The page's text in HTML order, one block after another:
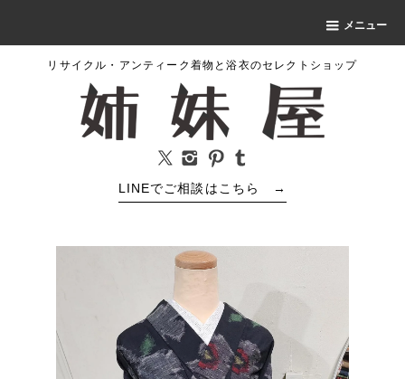
メニュー
リサイクル・アンティーク着物と浴衣のセレクトショップ
LINEでご相談はこちら →